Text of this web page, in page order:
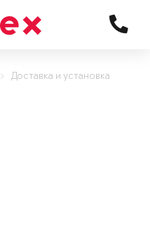
Доставка и установка